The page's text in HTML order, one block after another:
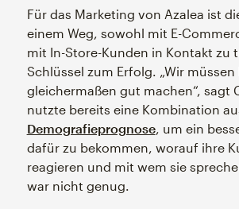
Für das Marketing von Azalea ist
einem Weg, sowohl mit E-
mit In-Store-Kunden in Kontakt zu
Schlüssel zum Erfolg. „Wir müssen
gleichermaßen gut machen“, sagt
nutzte bereits eine Kombination
Demografieprognose, um ein
dafür zu bekommen, worauf ihre
reagieren und mit wem sie
war nicht genug.